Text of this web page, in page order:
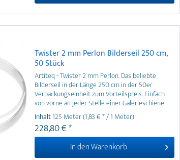
Twister 2 mm Perlon Bilderseil 250 cm,
50 Stück
Artiteq - Twister 2 mm Perlon. Das beliebte
Bilderseil in der Länge 250 cm in der 50er
Verpackungseinheit zum Vorteilspreis. Einfach
von vorne an jeder Stelle einer Galerieschiene
eindrehbar. Weitere Längen und Twister Seile aus
Stahldraht erhältlich.
Inhalt125 Meter(1,83 € * / 1 Meter)
228,80 € *
In denWarenkorb